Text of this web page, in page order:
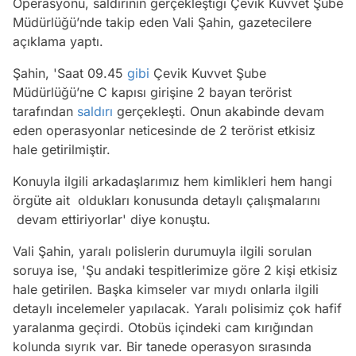
Müdürlüğü’nde takip eden Vali Şahin, gazetecilere
açıklama yaptı.
Şahin, 'Saat 09.45 gibi Çevik Kuvvet Şube
Müdürlüğü’ne C kapısı girişine 2 bayan terörist
tarafından saldırı gerçekleşti. Onun akabinde devam
eden operasyonlar neticesinde de 2 terörist etkisiz
hale getirilmiştir.
Konuyla ilgili arkadaşlarımız hem kimlikleri hem hangi
örgüte ait oldukları konusunda detaylı çalışmalarını
devam ettiriyorlar' diye konuştu.
Vali Şahin, yaralı polislerin durumuyla ilgili sorulan
soruya ise, 'Şu andaki tespitlerimize göre 2 kişi etkisiz
hale getirilen. Başka kimseler var mıydı onlarla ilgili
detaylı incelemeler yapılacak. Yaralı polisimiz çok hafif
yaralanma geçirdi. Otobüs içindeki cam kırığından
kolunda sıyrık var. Bir tanede operasyon sırasında